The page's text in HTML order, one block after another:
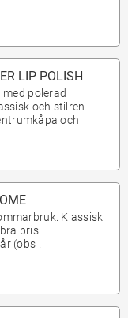
LIP POLISH
polerad
och stilren
och
Klassisk
pris.
(obs !